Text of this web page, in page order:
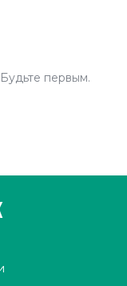
первым.